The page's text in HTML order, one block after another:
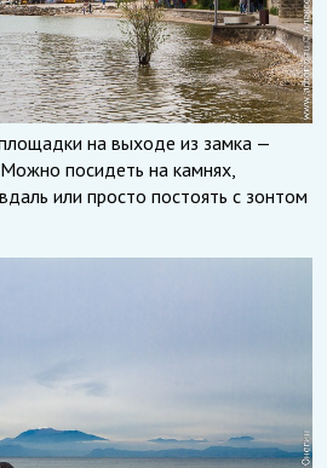
на выходе из замка —
посидеть на камнях,
или просто постоять с зонтом